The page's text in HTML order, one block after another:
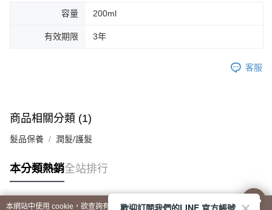
容量 200ml
有效期限 3年
客服
商品相關分類 (1)
髮品保養 潤髮/護髮
本分類熱銷全站排行
本網站中使用 cookie，欲查詢有關本網站使用 cookie 方式之詳情，及若您不希
歡迎訂閱我們的LINE 官方帳號